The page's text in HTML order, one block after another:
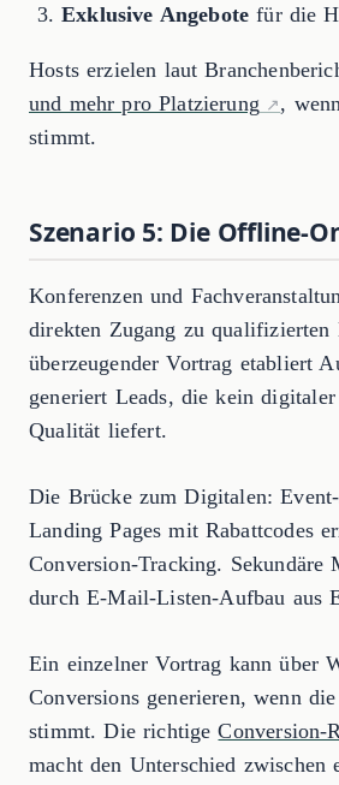
Exklusive Angebote für die
Hosts erzielen laut
und mehr pro Platzierung
,
stimmt.
Szenario 5: Die Offline-
Konferenzen und
direkten Zugang zu
überzeugender Vortrag etabliert
generiert Leads, die kein
Qualität liefert.
Die Brücke zum Digitalen:
Landing Pages mit Rabattcodes
Conversion-Tracking. Sekundäre
durch E-Mail-Listen-Aufbau aus
Ein einzelner Vortrag kann über
Conversions generieren, wenn
stimmt. Die richtigeConversion-
macht den Unterschied zwischen